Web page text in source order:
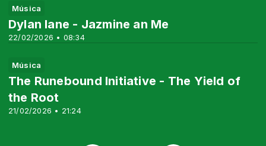
Música
22/02/2026 • 08:34
Dylan lane - Jazmine an Me
Música
21/02/2026 • 21:24
The Runebound Initiative - The Yield of
the Root